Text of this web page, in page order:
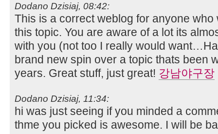
Dodano Dzisiaj, 08:42:
This is a correct weblog for anyone
this topic. You are aware of a lot its
with you (not too I really would
brand new spin over a topic thats been
years. Great stuff, just great! 강남야구장
Dodano Dzisiaj, 11:34:
hi was just seeing if you minded a
thme you picked is awesome. I will be